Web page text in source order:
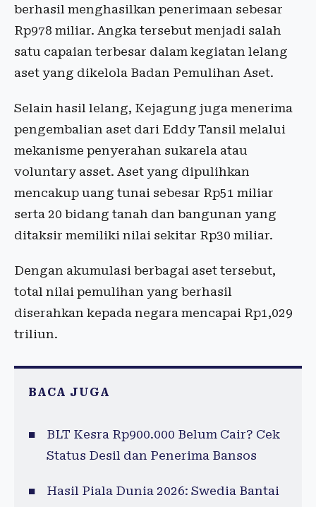
berhasil menghasilkan penerimaan sebesar
Rp978 miliar. Angka tersebut menjadi salah
satu capaian terbesar dalam kegiatan lelang
aset yang dikelola Badan Pemulihan Aset.
Selain hasil lelang, Kejagung juga menerima
pengembalian aset dari Eddy Tansil melalui
mekanisme penyerahan sukarela atau
voluntary asset. Aset yang dipulihkan
mencakup uang tunai sebesar Rp51 miliar
serta 20 bidang tanah dan bangunan yang
ditaksir memiliki nilai sekitar Rp30 miliar.
Dengan akumulasi berbagai aset tersebut,
total nilai pemulihan yang berhasil
diserahkan kepada negara mencapai Rp1,029
triliun.
BACA JUGA
BLT Kesra Rp900.000 Belum Cair? Cek
Status Desil dan Penerima Bansos
Hasil Piala Dunia 2026: Swedia Bantai